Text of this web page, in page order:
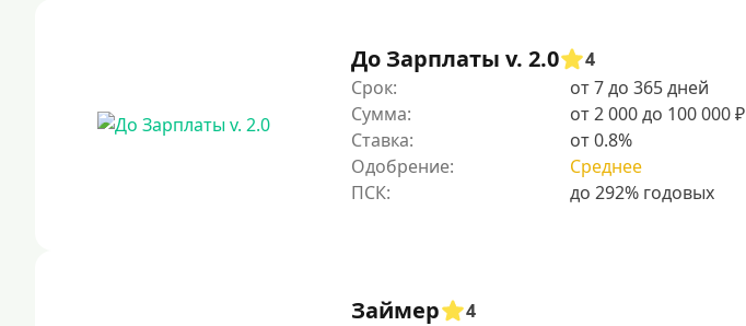
До Зарплаты v. 2.0
4
Срок:
от 7 до 365 дней
Сумма:
от 2 000 до 100 000 ₽
Ставка:
от 0.8%
Одобрение:
Среднее
Займер
4